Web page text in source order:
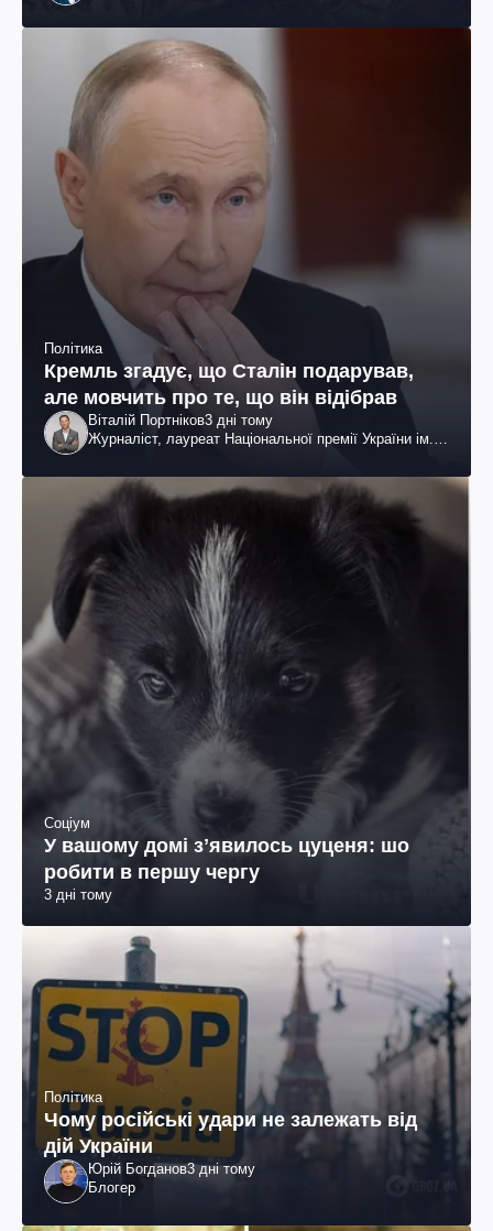
Політика
Кремль згадує, що Сталін подарував,
але мовчить про те, що він відібрав
Віталій Портніков3 дні тому
Журналіст, лауреат Національної премії України ім.
Соціум
У вашому домі зʼявилось цуценя: шо
робити в першу чергу
3 дні тому
Політика
Чому російські удари не залежать від
дій України
Юрій Богданов3 дні тому
Блогер